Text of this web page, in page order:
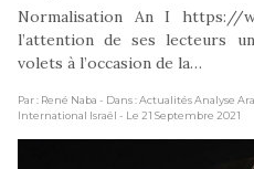
Normalisation An I https://
l’attention de ses lecteurs
volets à l’occasion de la…
Par : René Naba - Dans : Actualités Analyse
International Israël - Le 21 Septembre 2021